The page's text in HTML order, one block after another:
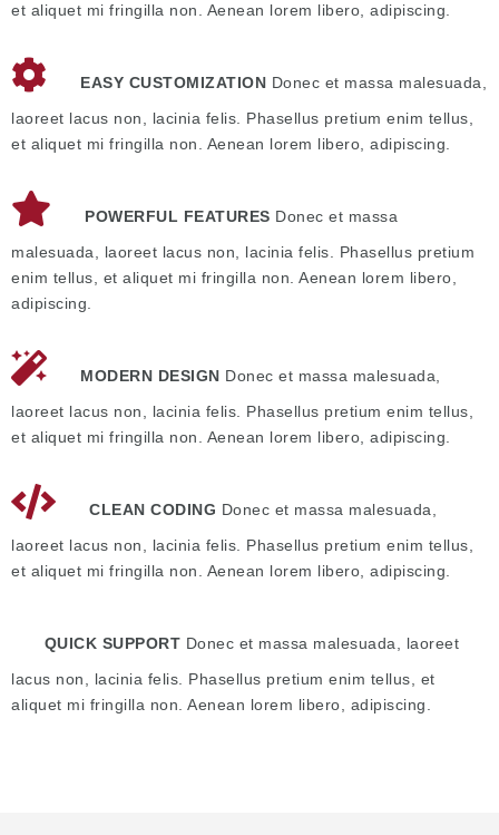
et aliquet mi fringilla non. Aenean lorem libero, adipiscing.
EASY CUSTOMIZATION Donec et massa malesuada,
laoreet lacus non, lacinia felis. Phasellus pretium enim tellus,
et aliquet mi fringilla non. Aenean lorem libero, adipiscing.
POWERFUL FEATURES Donec et massa
malesuada, laoreet lacus non, lacinia felis. Phasellus pretium
enim tellus, et aliquet mi fringilla non. Aenean lorem libero,
adipiscing.
MODERN DESIGN Donec et massa malesuada,
laoreet lacus non, lacinia felis. Phasellus pretium enim tellus,
et aliquet mi fringilla non. Aenean lorem libero, adipiscing.
CLEAN CODING Donec et massa malesuada,
laoreet lacus non, lacinia felis. Phasellus pretium enim tellus,
et aliquet mi fringilla non. Aenean lorem libero, adipiscing.
QUICK SUPPORT Donec et massa malesuada, laoreet
lacus non, lacinia felis. Phasellus pretium enim tellus, et
aliquet mi fringilla non. Aenean lorem libero, adipiscing.